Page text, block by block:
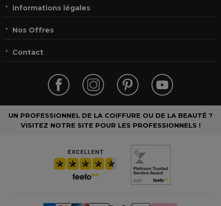
Informations légales
Nos Offres
Contact
UN PROFESSIONNEL DE LA COIFFURE OU DE LA BEAUTÉ ?
VISITEZ NOTRE SITE POUR LES PROFESSIONNELS !